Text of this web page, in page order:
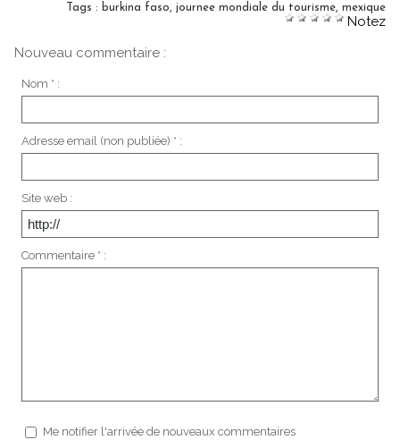
Tags : burkina faso journee mondiale du tourisme mexique
Notez
Nouveau commentaire :
Nom * :
Adresse email (non publiée) * :
Site web :
Commentaire * :
Me notifier l'arrivée de nouveaux commentaires